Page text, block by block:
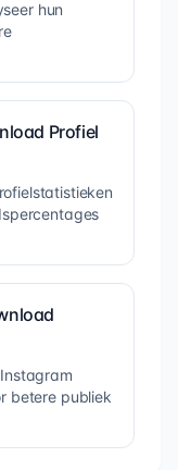
hun
Profiel
betere publiek